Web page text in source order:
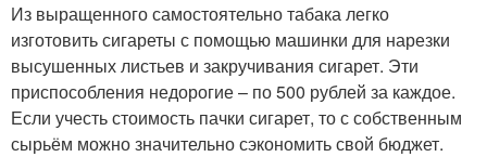
Из выращенного самостоятельно табака легко
изготовить сигареты с помощью машинки для нарезки
высушенных листьев и закручивания сигарет. Эти
приспособления недорогие – по 500 рублей за каждое.
Если учесть стоимость пачки сигарет, то с собственным
сырьём можно значительно сэкономить свой бюджет.